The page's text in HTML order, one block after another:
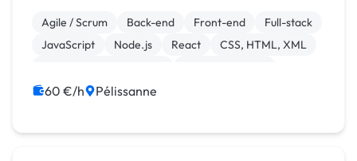
êtes une agence / freelance à la recherche d'un
partenaire en marque b...
Agile / Scrum Back-end Front-end
Full-stack
JavaScript
Node.js React
CSS, HTML, XML
60 €/h Pélissanne